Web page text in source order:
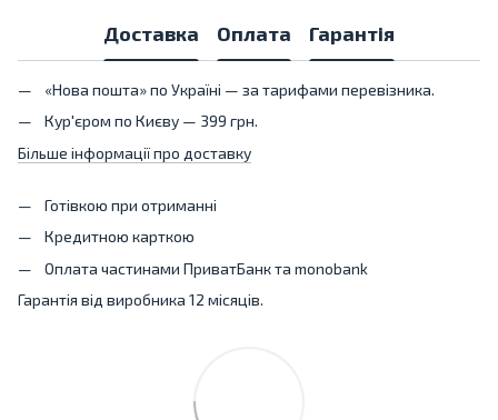
Доставка Оплата Гарантія
«Нова пошта» по Україні — за тарифами перевізника.
Кур'єром по Києву — 399 грн.
Більше інформації про доставку
Готівкою при отриманні
Кредитною карткою
Оплата частинами ПриватБанк та monobank
Гарантія від виробника 12 місяців.